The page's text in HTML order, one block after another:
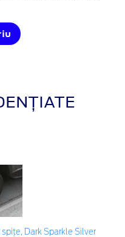
Dark Sparkle Silver